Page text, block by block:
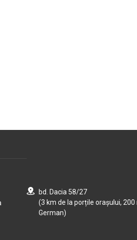
bd. Dacia 58/27
(3 km de la porțile orașului,
German)